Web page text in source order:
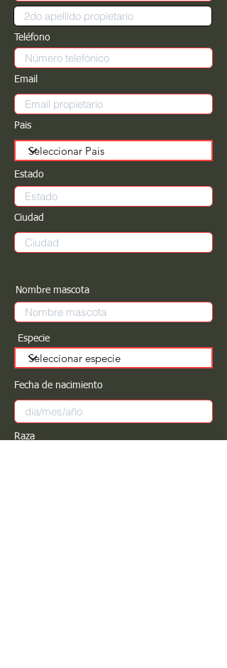
Teléfono
Email
Pais
Estado
Ciudad
Nombre mascota
Especie
Fecha de nacimiento
Raza